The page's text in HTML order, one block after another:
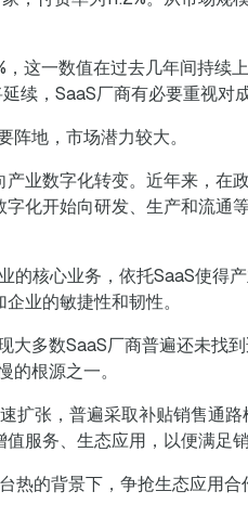
这一数值在过去几年间持续
续，SaaS厂商有必要重视对
地，市场潜力较大。
业数字化转变。近年来，在
化开始向研发、生产和流通
核心业务，依托SaaS使得
业的敏捷性和韧性。
大多数SaaS厂商普遍还未找
的根源之一。
扩张，普遍采取补贴销售通
服务、生态应用，以便满足
热的背景下，争抢生态应用